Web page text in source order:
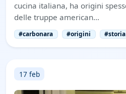
cucina italiana, ha origini
delle truppe american…
#carbonara #origini #storia
17 feb